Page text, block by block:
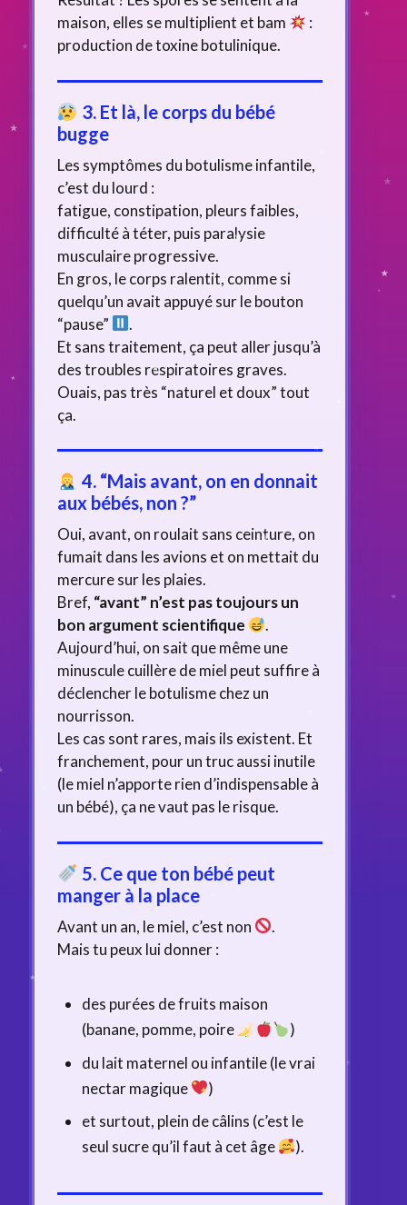
maison, elles se multiplient et bam
:
production de toxine botulinique.
3. Et là, le corps du bébé
bugge
Les symptômes du botulisme infantile,
c’est du lourd :
fatigue, constipation, pleurs faibles,
difficulté à téter, puis paralysie
musculaire progressive.
En gros, le corps ralentit, comme si
quelqu’un avait appuyé sur le bouton
“pause”
.
Et sans traitement, ça peut aller jusqu’à
des troubles respiratoires graves.
Ouais, pas très “naturel et doux” tout
ça.
4. “Mais avant, on en donnait
aux bébés, non ?”
Oui, avant, on roulait sans ceinture, on
fumait dans les avions et on mettait du
mercure sur les plaies.
Bref, “avant” n’est pas toujours un
bon argument scientifique
.
Aujourd’hui, on sait que même une
minuscule cuillère de miel peut suffire à
déclencher le botulisme chez un
nourrisson.
Les cas sont rares, mais ils existent. Et
franchement, pour un truc aussi inutile
(le miel n’apporte rien d’indispensable à
un bébé), ça ne vaut pas le risque.
5. Ce que ton bébé peut
manger à la place
Avant un an, le miel, c’est non
.
Mais tu peux lui donner :
des purées de fruits maison
(banane, pomme, poire
)
du lait maternel ou infantile (le vrai
nectar magique
)
et surtout, plein de câlins (c’est le
seul sucre qu’il faut à cet âge
).